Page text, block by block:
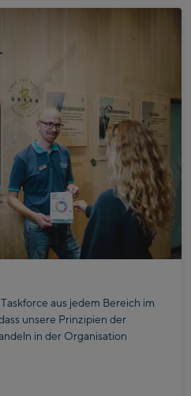
aus jedem Bereich im
unsere Prinzipien der
in der Organisation
am besten Bescheid weiß, ist